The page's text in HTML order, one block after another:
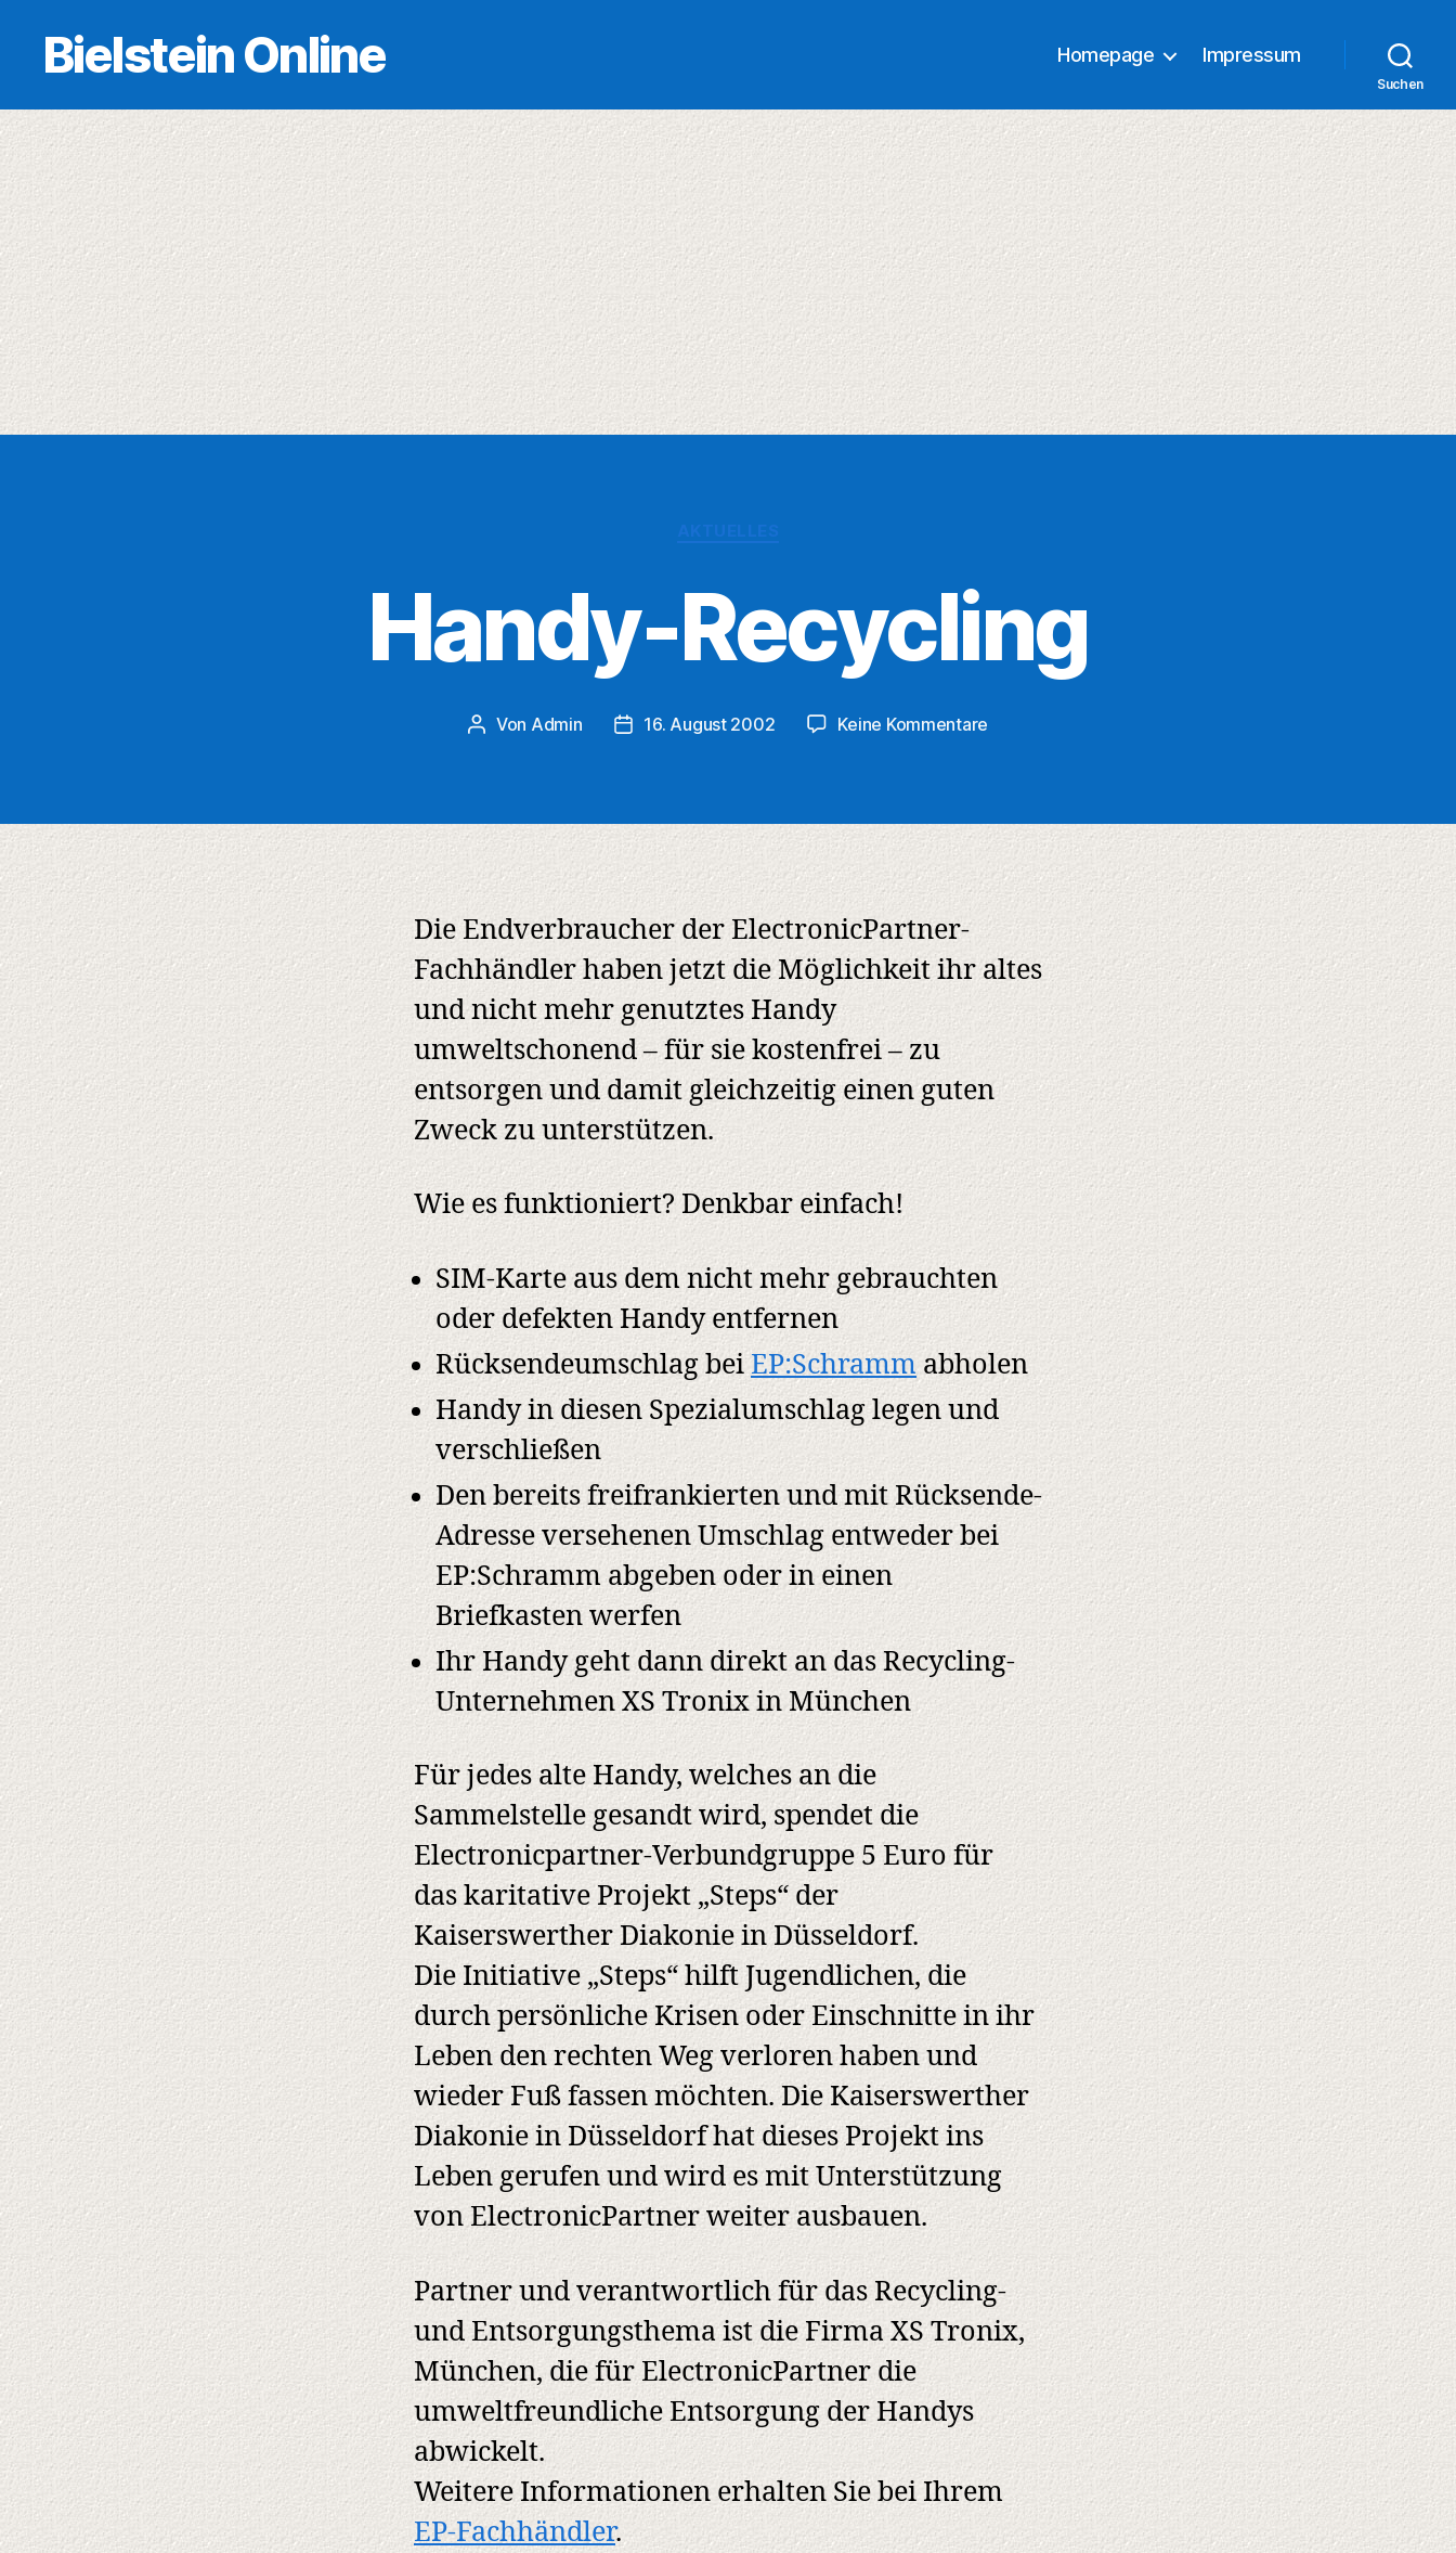
Bielstein Online Homepage Impressum
Suchen
Handy-Recycling
Beitragsautor
Von Admin Veröffentlichungsdatum
16. August 2002 Keine Kommentare
Die Endverbraucher der ElectronicPartner-
Fachhändler haben jetzt die Möglichkeit ihr altes
und nicht mehr genutztes Handy
umweltschonend – für sie kostenfrei – zu
entsorgen und damit gleichzeitig einen guten
Zweck zu unterstützen.
Wie es funktioniert? Denkbar einfach!
SIM-Karte aus dem nicht mehr gebrauchten
oder defekten Handy entfernen
Rücksendeumschlag bei EP:Schramm abholen
Handy in diesen Spezialumschlag legen und
verschließen
Den bereits freifrankierten und mit Rücksende-
Adresse versehenen Umschlag entweder bei
EP:Schramm abgeben oder in einen
Briefkasten werfen
Ihr Handy geht dann direkt an das Recycling-
Unternehmen XS Tronix in München
Für jedes alte Handy, welches an die
Sammelstelle gesandt wird, spendet die
Electronicpartner-Verbundgruppe 5 Euro für
das karitative Projekt „Steps“ der
Kaiserswerther Diakonie in Düsseldorf.
Die Initiative „Steps“ hilft Jugendlichen, die
durch persönliche Krisen oder Einschnitte in ihr
Leben den rechten Weg verloren haben und
wieder Fuß fassen möchten. Die Kaiserswerther
Diakonie in Düsseldorf hat dieses Projekt ins
Leben gerufen und wird es mit Unterstützung
von ElectronicPartner weiter ausbauen.
Partner und verantwortlich für das Recycling-
und Entsorgungsthema ist die Firma XS Tronix,
München, die für ElectronicPartner die
umweltfreundliche Entsorgung der Handys
abwickelt.
Weitere Informationen erhalten Sie bei Ihrem
EP-Fachhändler.